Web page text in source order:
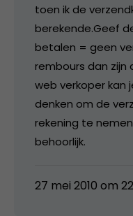
toen ik de
berekende.Geef
betalen = geen
rembours dan zijn
web verkoper kan
denken om de
rekening te
behoorlijk.
27 mei 2010 om